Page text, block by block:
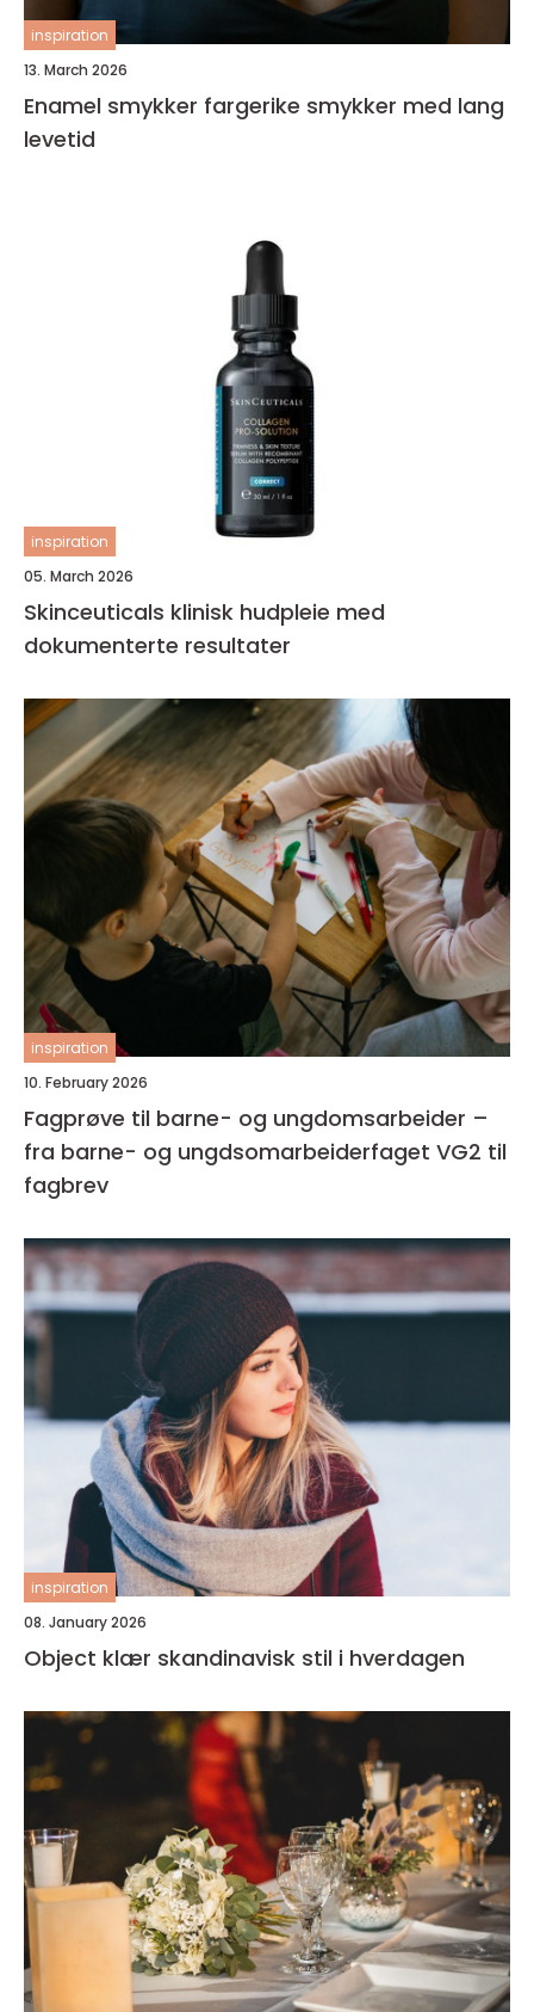
inspiration
13. March 2026
Enamel smykker fargerike smykker med lang
levetid
inspiration
05. March 2026
Skinceuticals klinisk hudpleie med
dokumenterte resultater
inspiration
10. February 2026
Fagprøve til barne- og ungdomsarbeider –
fra barne- og ungdsomarbeiderfaget VG2 til
fagbrev
inspiration
08. January 2026
Object klær skandinavisk stil i hverdagen